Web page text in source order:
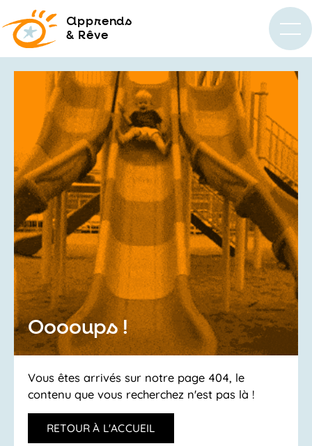
apprends
& Rêve
Ooooups !
Vous êtes arrivés sur notre page 404, le
contenu que vous recherchez n'est pas là !
RETOUR À L'ACCUEIL